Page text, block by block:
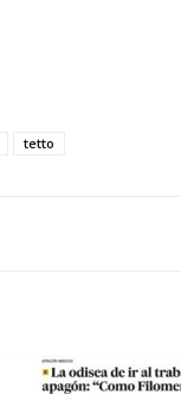
tetto